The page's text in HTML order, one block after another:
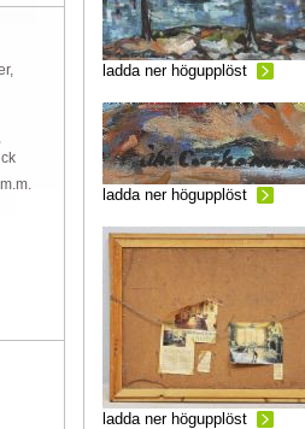
ladda ner högupplöst
ladda ner högupplöst
ladda ner högupplöst